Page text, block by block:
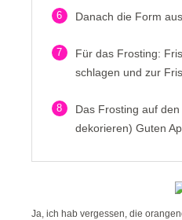
6 Danach die Form
7
Für das Frosting:
schlagen und zur
8
Das Frosting auf
dekorieren) Guten
Ja, ich hab vergessen, die